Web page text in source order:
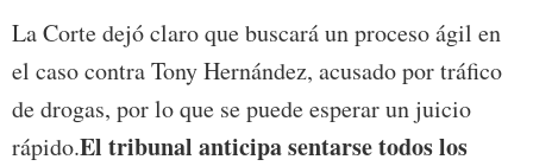
La Corte dejó claro que buscará un proceso ágil en
el caso contra Tony Hernández, acusado por tráfico
de drogas, por lo que se puede esperar un juicio
rápido.El tribunal anticipa sentarse todos los